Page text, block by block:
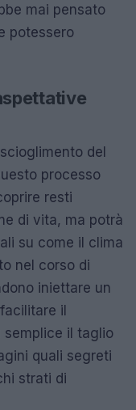
mai pensato
potessero
del
processo
resti
di vita, ma potrà
su come il clima
nel corso di
iniettare un
il
semplice il taglio
quali segreti
strati di